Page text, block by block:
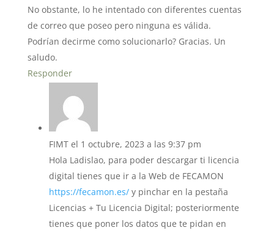
No obstante, lo he intentado con diferentes cuentas
de correo que poseo pero ninguna es válida.
Podrían decirme como solucionarlo? Gracias. Un
saludo.
Responder
FIMT el 1 octubre, 2023 a las 9:37 pm
Hola Ladislao, para poder descargar ti licencia
digital tienes que ir a la Web de FECAMON
https://fecamon.es/y pinchar en la pestaña
Licencias + Tu Licencia Digital; posteriormente
tienes que poner los datos que te pidan en